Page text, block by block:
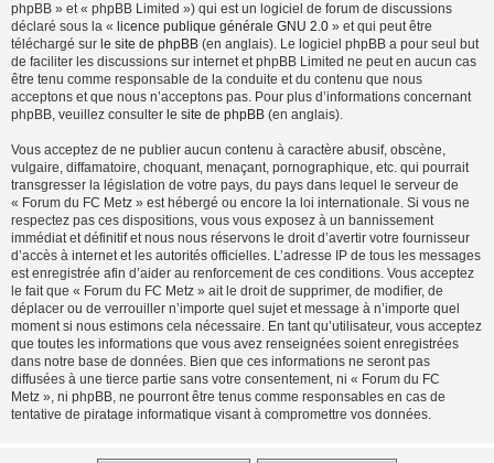
phpBB » et « phpBB Limited ») qui est un logiciel de forum de discussions
déclaré sous la « licence publique générale GNU 2.0 » et qui peut être
téléchargé sur le site de phpBB (en anglais). Le logiciel phpBB a pour seul but
de faciliter les discussions sur internet et phpBB Limited ne peut en aucun cas
être tenu comme responsable de la conduite et du contenu que nous
acceptons et que nous n’acceptons pas. Pour plus d’informations concernant
phpBB, veuillez consulter le site de phpBB (en anglais).
Vous acceptez de ne publier aucun contenu à caractère abusif, obscène,
vulgaire, diffamatoire, choquant, menaçant, pornographique, etc. qui pourrait
transgresser la législation de votre pays, du pays dans lequel le serveur de
« Forum du FC Metz » est hébergé ou encore la loi internationale. Si vous ne
respectez pas ces dispositions, vous vous exposez à un bannissement
immédiat et définitif et nous nous réservons le droit d’avertir votre fournisseur
d’accès à internet et les autorités officielles. L’adresse IP de tous les messages
est enregistrée afin d’aider au renforcement de ces conditions. Vous acceptez
le fait que « Forum du FC Metz » ait le droit de supprimer, de modifier, de
déplacer ou de verrouiller n’importe quel sujet et message à n’importe quel
moment si nous estimons cela nécessaire. En tant qu’utilisateur, vous acceptez
que toutes les informations que vous avez renseignées soient enregistrées
dans notre base de données. Bien que ces informations ne seront pas
diffusées à une tierce partie sans votre consentement, ni « Forum du FC
Metz », ni phpBB, ne pourront être tenus comme responsables en cas de
tentative de piratage informatique visant à compromettre vos données.